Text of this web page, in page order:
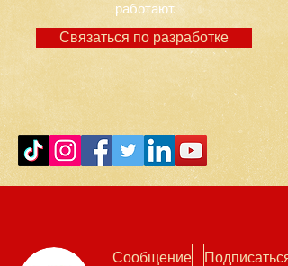
работают.
Связаться по разработке
Сообщение Подписаться